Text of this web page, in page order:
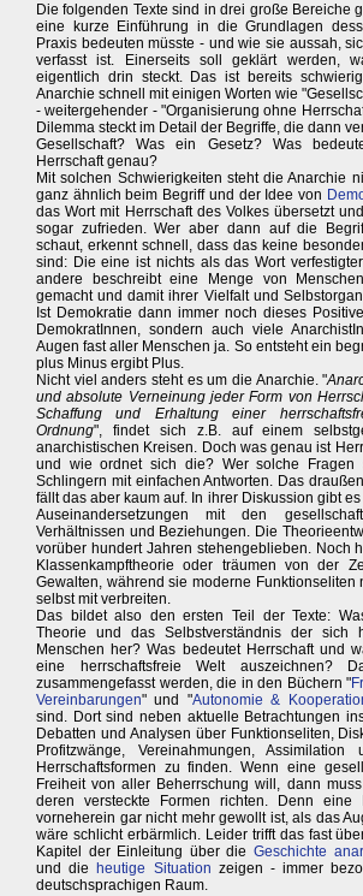
Die folgenden Texte sind in drei große Bereiche
eine kurze Einführung in die Grundlagen
Praxis bedeuten müsste - und wie sie aussah,
verfasst ist. Einerseits soll geklärt werden,
eigentlich drin steckt. Das ist bereits
Anarchie schnell mit einigen Worten wie
- weitergehender - "Organisierung ohne
Dilemma steckt im Detail der Begriffe, die dann
Gesellschaft? Was ein Gesetz? Was
Herrschaft genau?
Mit solchen Schwierigkeiten steht die Anarchie
ganz ähnlich beim Begriff und der Idee von
das Wort mit Herrschaft des Volkes übersetzt
sogar zufrieden. Wer aber dann auf die
schaut, erkennt schnell, dass das keine
sind: Die eine ist nichts als das Wort
andere beschreibt eine Menge von
gemacht und damit ihrer Vielfalt und
Ist Demokratie dann immer noch dieses
DemokratInnen, sondern auch viele
Augen fast aller Menschen ja. So entsteht ein
plus Minus ergibt Plus.
Nicht viel anders steht es um die Anarchie. "
und absolute Verneinung jeder Form von
Schaffung und Erhaltung einer
Ordnung", findet sich z.B. auf einem
anarchistischen Kreisen. Doch was genau ist
und wie ordnet sich die? Wer solche Fragen
Schlingern mit einfachen Antworten. Das
fällt das aber kaum auf. In ihrer Diskussion gibt
Auseinandersetzungen mit den
Verhältnissen und Beziehungen. Die
vorüber hundert Jahren stehengeblieben. Noch
Klassenkampftheorie oder träumen von der
Gewalten, während sie moderne Funktionseliten
selbst mit verbreiten.
Das bildet also den ersten Teil der Texte:
Theorie und das Selbstverständnis der sich
Menschen her? Was bedeutet Herrschaft und
eine herrschaftsfreie Welt auszeichnen?
zusammengefasst werden, die in den Büchern "
Vereinbarungen" und "Autonomie &
sind. Dort sind neben aktuelle Betrachtungen
Debatten und Analysen über Funktionseliten,
Profitzwänge, Vereinahmungen,
Herrschaftsformen zu finden. Wenn eine
Freiheit von aller Beherrschung will, dann
deren versteckte Formen richten. Denn eine
vorneherein gar nicht mehr gewollt ist, als das
wäre schlicht erbärmlich. Leider trifft das fast
Kapitel der Einleitung über die Geschichte
und die
heutige Situation zeigen - immer
deutschsprachigen Raum.